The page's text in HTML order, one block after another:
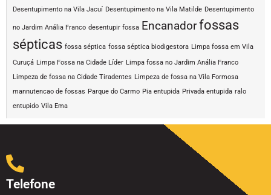
Desentupimento na Vila Jacuí Desentupimento na Vila Matilde Desentupimento
no Jardim Anália Franco desentupir fossa Encanadorfossas
sépticas fossa séptica fossa séptica biodigestora Limpa fossa em Vila
Curuçá Limpa Fossa na Cidade Líder Limpa fossa no Jardim Anália Franco
Limpeza de fossa na Cidade Tiradentes Limpeza de fossa na Vila Formosa
mannutencao de fossas Parque do Carmo Pia entupida Privada entupida ralo
entupido Vila Ema
Telefone